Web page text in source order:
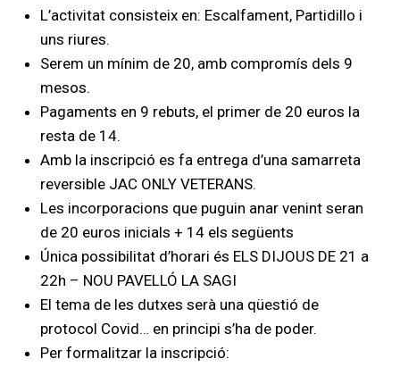
L’activitat consisteix en: Escalfament, Partidillo i
uns riures.
Serem un mínim de 20, amb compromís dels 9
mesos.
Pagaments en 9 rebuts, el primer de 20 euros la
resta de 14.
Amb la inscripció es fa entrega d’una samarreta
reversible JAC ONLY VETERANS.
Les incorporacions que puguin anar venint seran
de 20 euros inicials + 14 els següents
Única possibilitat d’horari és ELS DIJOUS DE 21 a
22h – NOU PAVELLÓ LA SAGI
El tema de les dutxes serà una qüestió de
protocol Covid… en principi s’ha de poder.
Per formalitzar la inscripció: